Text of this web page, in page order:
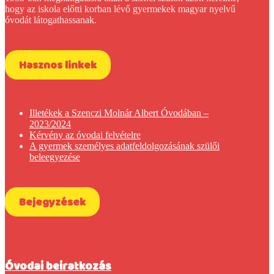
hogy az iskola előtti korban lévő gyermekek magyar nyelvű
óvodát látogathassanak.
Hasznos linkek
Illetékek a Szenczi Molnár Albert Óvodában –
2023/2024
Kérvény az óvodai felvételre
A gyermek személyes adatfeldolgozásának szülői
beleegyezése
Bejegyzések
Óvodai beiratkozás